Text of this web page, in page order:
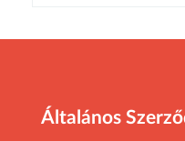
Általános